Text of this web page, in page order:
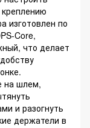
изготовлен по
Core,
что делает
на шлем,
и разогнуть
держатели в